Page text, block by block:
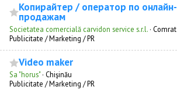
Копирайтер / оператор по онлайн-
продажам
Societatea comercială carvidon service s.r.l. · Comrat
Publicitate / Marketing / PR
Video maker
Sa "horus"· Chişinău
Publicitate / Marketing / PR